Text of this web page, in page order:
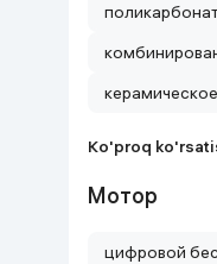
керамическое
Ko'proq
Мотор
цифровой